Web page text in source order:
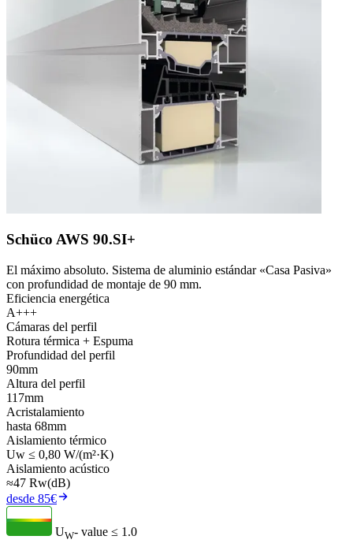
Schüco AWS 90.SI+
El máximo absoluto. Sistema de aluminio estándar «Casa Pasiva»
con profundidad de montaje de 90 mm.
Eficiencia energética
A+++
Cámaras del perfil
Rotura térmica + Espuma
Profundidad del perfil
90mm
Altura del perfil
117mm
Acristalamiento
hasta 68mm
Aislamiento térmico
Uw ≤ 0,80 W/(m²·K)
Aislamiento acústico
≈47 Rw(dB)
desde 85€
UW- value ≤ 1.0